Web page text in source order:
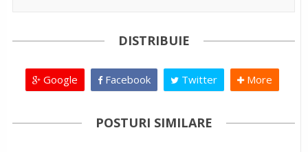
DISTRIBUIE
Google Facebook Twitter More
POSTURI SIMILARE